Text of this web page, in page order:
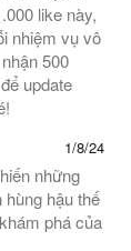
like này,
nhiệm vụ vô
500
update
1/8/24
những
hậu thế
phá của